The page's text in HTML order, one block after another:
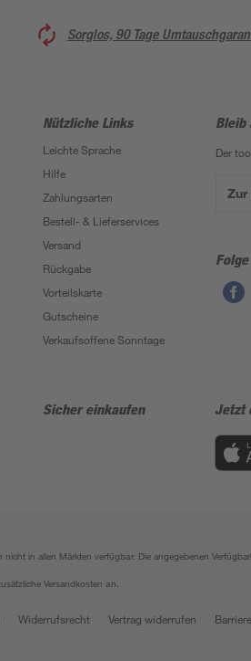
Sorglos, 90 Tage
Nützliche Links
Leichte Sprache
Hilfe
Zahlungsarten
Bestell- & Lieferservices
Versand
Rückgabe
Vorteilskarte
Gutscheine
Verkaufsoffene Sonntage
Bleib
Der
Zur
Sicher einkaufen Jetzt
in allen Märkten verfügbar. Die angegebenen
Versandkosten an.
Widerrufsrecht Vertrag widerrufen